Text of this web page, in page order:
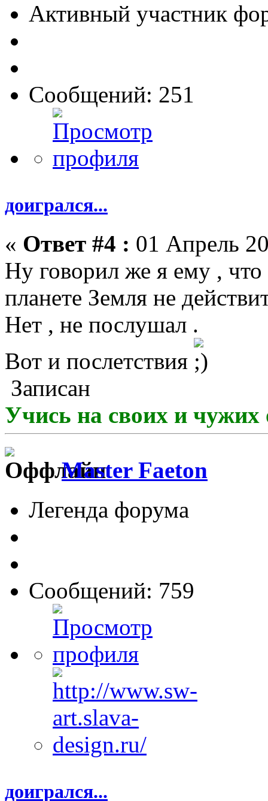
Активный участник
Сообщений: 251
доигрался...
« Ответ #4 : 01 Апрель
Ну говорил же я ему ,
планете Земля не
Нет , не послушал .
Вот и послетствия
Записан
Учись на своих и
Master Faeton
Легенда форума
Сообщений: 759
доигрался...